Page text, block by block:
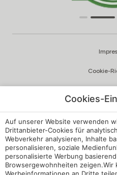
Cookie-
Interne
Cookie-
Cookies-
Auf unserer Website verwenden
Drittanbieter-Cookies für
Webverkehr analysieren, Inhalte
personalisieren, soziale
personalisierte Werbung
Browsergewohnheiten zeigen.Wir